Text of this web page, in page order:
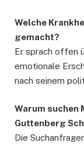
Welche
gemacht?
Er sprach offen
emotionale
nach seinem
Warum suchen
Guttenberg
Die